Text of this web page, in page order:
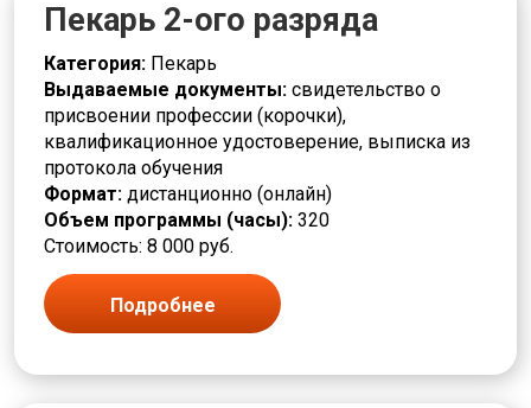
Дозировщик
Дренажник
Дробильщик
ЖКХ и городское хозяйство
Заготовщик
Заливщик
Изготовитель
Изолировщик
Инженерные системы
Инструктор
Испытатель
Калибровщик
Кассир
Комплектовщик
Пекарь 2-ого разряда
Категория: Пекарь
Выдаваемые документы: свидетельство о
присвоении профессии (корочки),
квалификационное удостоверение, выписка из
протокола обучения
Формат: дистанционно (онлайн)
Объем программы (часы): 320
Стоимость: 8 000 руб.
Подробнее